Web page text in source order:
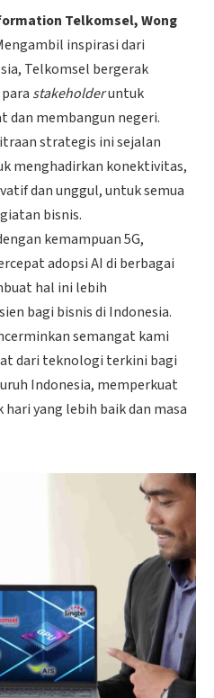
Telkomsel, Wong
inspirasi dari
Telkomsel bergerak
stakeholderuntuk
dan membangun negeri.
strategis ini sejalan
menghadirkan konektivitas,
dan unggul, untuk semua
bisnis.
kemampuan 5G,
adopsi AI di berbagai
hal ini lebih
bagi bisnis di Indonesia.
semangat kami
dari teknologi terkini bagi
Indonesia, memperkuat
yang lebih baik dan masa